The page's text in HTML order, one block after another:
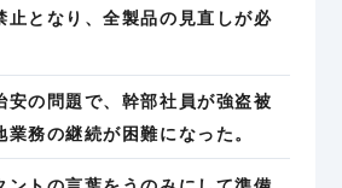
止となり、全製品の見直しが必
安の問題で、幹部社員が強盗被
務の継続が困難になった。